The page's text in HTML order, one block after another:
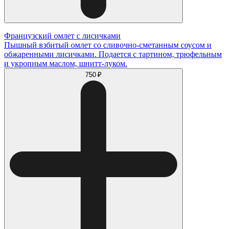
Французский омлет с лисичками
Пышный взбитый омлет со сливочно-сметанным соусом и
обжаренными лисичками. Подается с тартином, трюфельным
и укропным маслом, шнитт-луком.
750 ₽